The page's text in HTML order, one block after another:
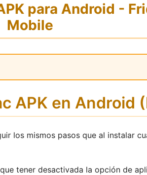
para Android -
Mobile
APK en Android
los mismos pasos que al instalar
tener desactivada la opción de